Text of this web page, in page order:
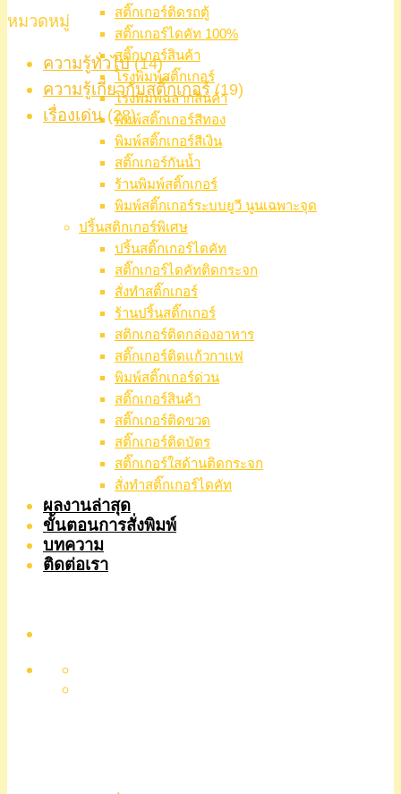
สติ๊กเกอร์ติดรถตู้
สติ๊กเกอร์ไดคัท 100%
สติ๊กเกอร์สินค้า
โรงพิมพ์สติ๊กเกอร์
โรงพิมพ์ฉลากสินค้า
พิมพ์สติ๊กเกอร์สีทอง
พิมพ์สติ๊กเกอร์สีเงิน
สติ๊กเกอร์กันน้ำ
ร้านพิมพ์สติ๊กเกอร์
พิมพ์สติ๊กเกอร์ระบบยูวี นูนเฉพาะจุด
ปริ้นสติกเกอร์พิเศษ
ปริ้นสติ๊กเกอร์ไดคัท
สติ๊กเกอร์ไดคัทติดกระจก
สั่งทำสติ๊กเกอร์
ร้านปริ้นสติ๊กเกอร์
สติกเกอร์ติดกล่องอาหาร
สติ๊กเกอร์ติดแก้วกาแฟ
พิมพ์สติ๊กเกอร์ด่วน
สติ๊กเกอร์สินค้า
สติ๊กเกอร์ติดขวด
สติ๊กเกอร์ติดบัตร
สติ๊กเกอร์ใสด้านติดกระจก
สั่งทําสติ๊กเกอร์ไดคัท
ผลงานล่าสุด
ขั้นตอนการสั่งพิมพ์
บทความ
ติดต่อเรา
หมวดหมู่
ความรู้ทั่วไป(14)
ความรู้เกี่ยวกับสติ๊กเกอร์(19)
เรื่องเด่น(28)